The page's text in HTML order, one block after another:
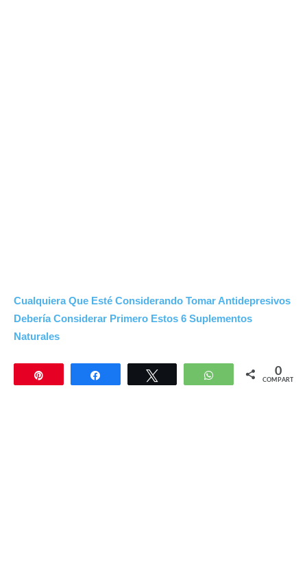
Cualquiera Que Esté Considerando Tomar Antidepresivos
Debería Considerar Primero Estos 6 Suplementos
Naturales
Compartir WhatsApp 0
COMPARTIR